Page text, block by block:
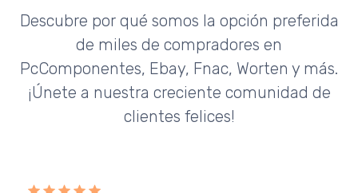
Descubre por qué somos la opción preferida
de miles de compradores en
PcComponentes, Ebay, Fnac, Worten y más.
¡Únete a nuestra creciente comunidad de
clientes felices!